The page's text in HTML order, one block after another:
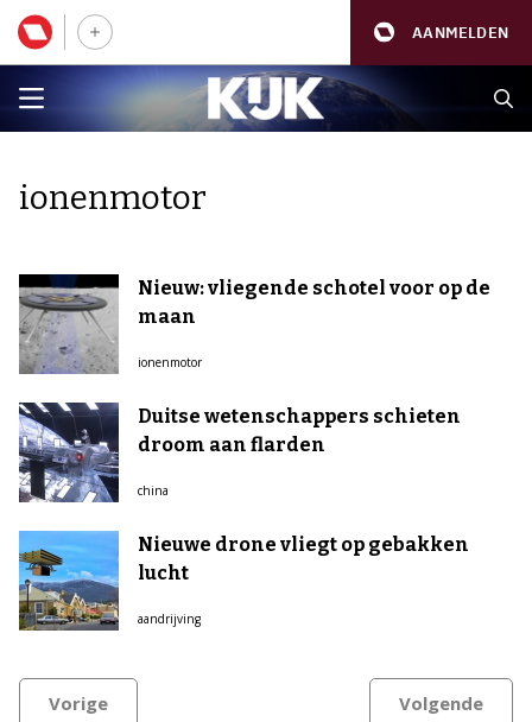
AANMELDEN
ionenmotor
Nieuw: vliegende schotel voor op de
maan
ionenmotor
Duitse wetenschappers schieten
droom aan flarden
china
Nieuwe drone vliegt op gebakken
lucht
aandrijving
Vorige Volgende